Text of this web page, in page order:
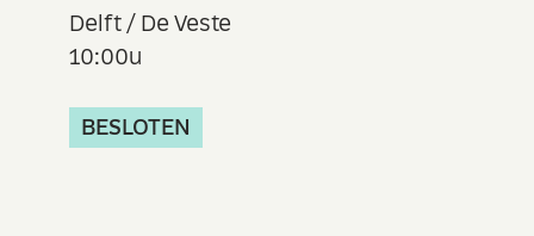
Delft / De Veste
10:00u
BESLOTEN